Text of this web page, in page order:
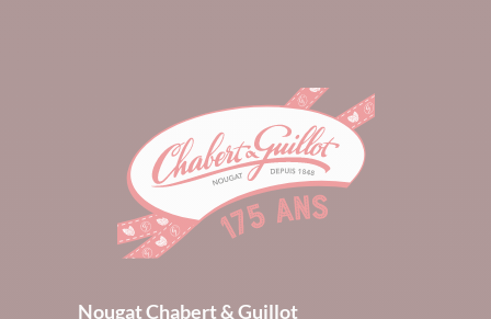
Nougat Chabert & Guillot